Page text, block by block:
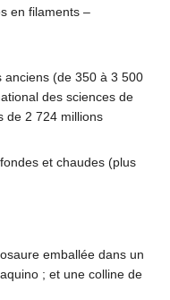
en filaments –
anciens (de 350 à 3 500
des sciences de
de 2 724 millions
et chaudes (plus
emballée dans un
; et une colline de